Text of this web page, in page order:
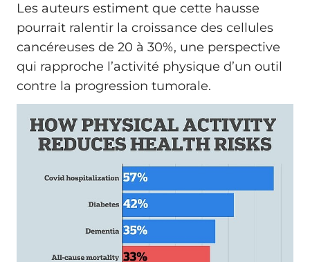
Les auteurs estiment que cette hausse
pourrait ralentir la croissance des cellules
cancéreuses de 20 à 30%, une perspective
qui rapproche l’activité physique d’un outil
contre la progression tumorale.